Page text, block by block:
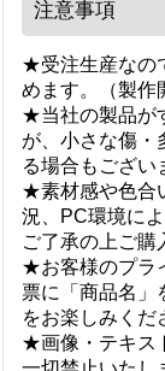
注意事項
★受注生産なの
めます。（製作
★当社の製品が
が、小さな傷・
る場合もござい
★素材感や色合
況、PC環境に
ご了承の上ご購
★お客様のプラ
票に「商品名」
をお楽しみくだ
★画像・テキス